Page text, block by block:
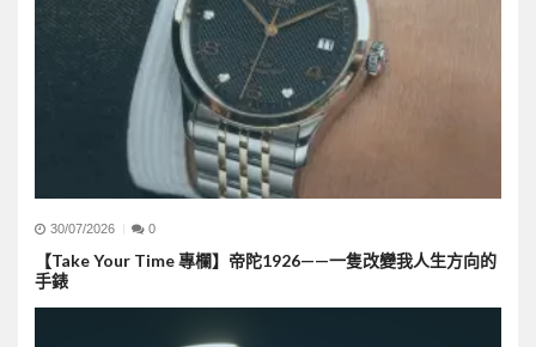
30/07/2026 0
【Take Your Time 專欄】帝陀1926——一隻改變我人生方向的
手錶